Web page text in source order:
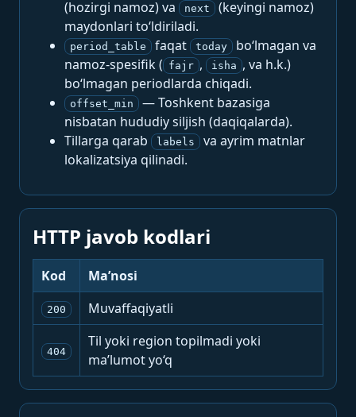
(hozirgi namoz) va next
(keyingi namoz)
maydonlari to‘ldiriladi.
period_table faqat today
bo‘lmagan va
namoz-spesifik ( fajr , isha , va h.k.)
bo‘lmagan periodlarda chiqadi.
offset_min
— Toshkent bazasiga
nisbatan hududiy siljish (daqiqalarda).
Tillarga qarab
labels
va ayrim matnlar
lokalizatsiya qilinadi.
HTTP javob kodlari
Kod Ma’nosi
200 Muvaffaqiyatli
404
Til yoki region topilmadi yoki
ma’lumot yo‘q